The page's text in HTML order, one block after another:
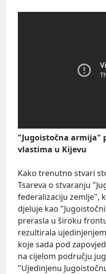
"Jugoistočna armija"
vlastima u Kijevu
Kako trenutno stvari
Tsareva o stvaranju
federalizaciju zemlje",
djeluje kao
prerasla u široku
rezultirala
koje sada pod
na cijelom području
"Ujedinjenu